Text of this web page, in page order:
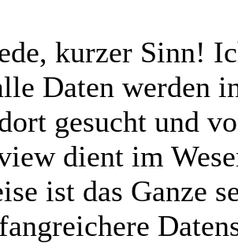
kurzer Sinn!
Daten werden
gesucht und
dient im
ist das Ganze